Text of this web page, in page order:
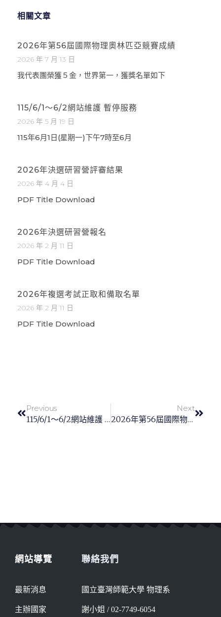
相關文章
2026年第56屆國際物理奧林匹亞競賽成績
2026 年 7 月 13 日
我代表團榮獲５金，世界第一，獲獎名單如下
115/6/1～6/2網站維護 暫停服務
2026 年 5 月 19 日
115年6月1日(星期一)下午7時至6月
2026年決選研習營評審結果
2026 年 4 月 4 日
PDF Title Download
2026年決選研習營報名
2026 年 2 月 11 日
PDF Title Download
2026年複選考試正取和備取名單
2026 年 2 月 11 日
PDF Title Download
Previous
115/6/1～6/2網站維護 暫停服務
Next
2026年第56屆國際物理奧林匹亞競賽成績
網站導覽
最新消息
主辦國家
聯絡我們
國立臺灣師範大學 物理系
謝小姐 / 02-7749-6054